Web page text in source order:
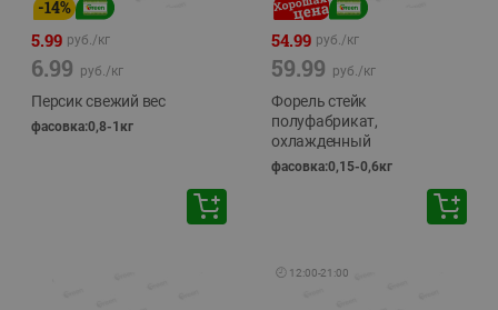
-14%
5.99 руб./кг
6.99 руб./кг
Персик свежий вес
фасовка:0,8-1кг
54.99 руб./кг
59.99 руб./кг
Форель стейк
полуфабрикат,
охлажденный
фасовка:0,15-0,6кг
🕘 12:00-21:00